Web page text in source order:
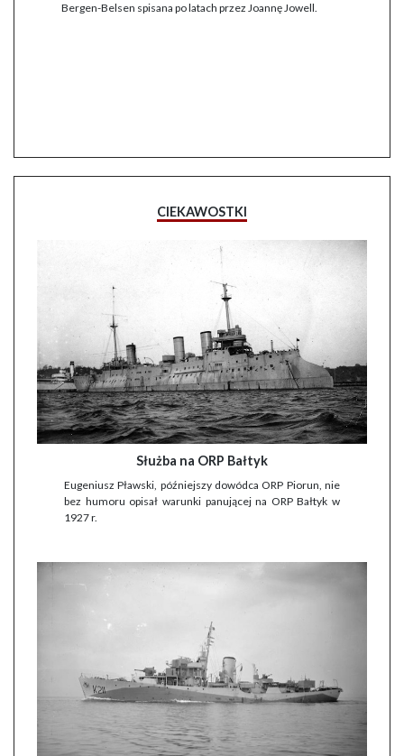
Bergen-Belsen spisana po latach przez Joannę Jowell.
CIEKAWOSTKI
Służba na ORP Bałtyk
Eugeniusz Pławski, późniejszy dowódca ORP Piorun, nie
bez humoru opisał warunki panującej na ORP Bałtyk w
1927 r.